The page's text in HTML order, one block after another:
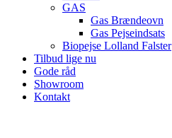
GAS
Gas Brændeovn
Gas Pejseindsats
Biopejse Lolland Falster
Tilbud lige nu
Gode råd
Showroom
Kontakt